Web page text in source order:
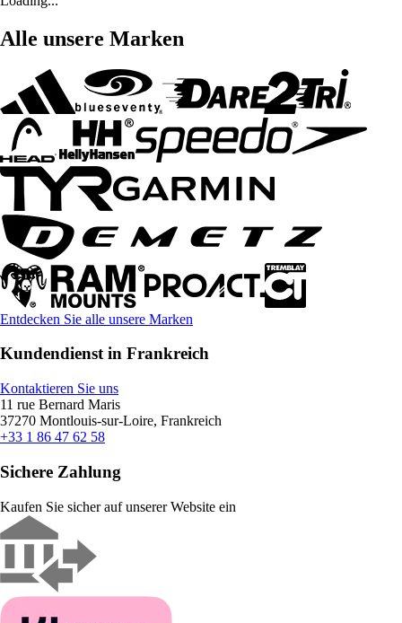
Alle unsere Marken
Entdecken Sie alle unsere Marken
Kundendienst in Frankreich
Kontaktieren Sie uns
11 rue Bernard Maris
37270 Montlouis-sur-Loire, Frankreich
+33 1 86 47 62 58
Sichere Zahlung
Kaufen Sie sicher auf unserer Website ein